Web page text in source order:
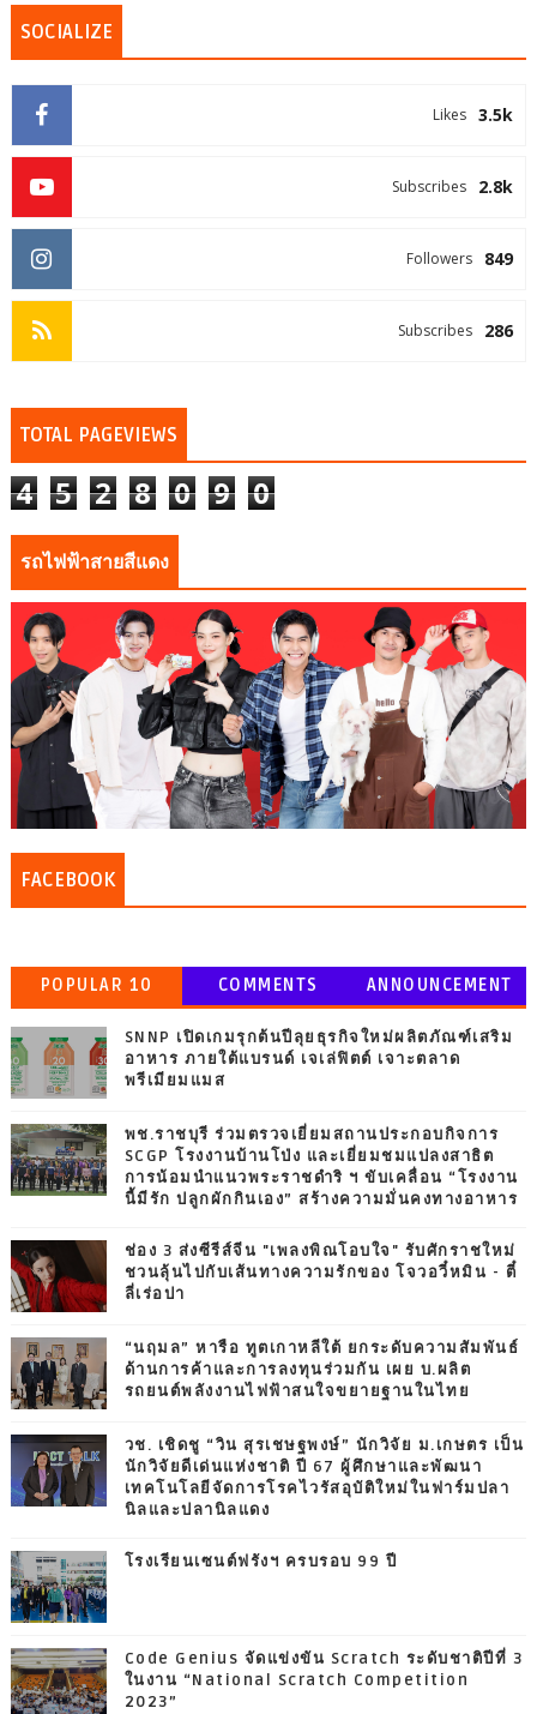
SOCIALIZE
3.5k
Likes
2.8k
Subscribes
849
Followers
286
Subscribes
TOTAL PAGEVIEWS
4 5 2 8 0 9 0
รถไฟฟ้าสายสีแดง
FACEBOOK
POPULAR 10 COMMENTS ANNOUNCEMENT
SNNP เปิดเกมรุกต้นปีลุยธุรกิจใหม่ผลิตภัณฑ์เสริม
อาหาร ภายใต้แบรนด์ เจเล่ฟิตต์ เจาะตลาด
พรีเมียมแมส
พช.ราชบุรี ร่วมตรวจเยี่ยมสถานประกอบกิจการ
SCGP โรงงานบ้านโป่ง และเยี่ยมชมแปลงสาธิต
การน้อมนำแนวพระราชดำริ ฯ ขับเคลื่อน “โรงงาน
นี้มีรัก ปลูกผักกินเอง” สร้างความมั่นคงทางอาหาร
ช่อง 3 ส่งซีรีส์จีน "เพลงพิณโอบใจ" รับศักราชใหม่
ชวนลุ้นไปกับเส้นทางความรักของ โจวอวี๋หมิน - ตี๋
ลี่เร่อปา
“นฤมล” หารือ ทูตเกาหลีใต้ ยกระดับความสัมพันธ์
ด้านการค้าและการลงทุนร่วมกัน เผย บ.ผลิต
รถยนต์พลังงานไฟฟ้าสนใจขยายฐานในไทย
วช. เชิดชู “วิน สุรเชษฐพงษ์” นักวิจัย ม.เกษตร เป็น
นักวิจัยดีเด่นแห่งชาติ ปี 67 ผู้ศึกษาและพัฒนา
เทคโนโลยีจัดการโรคไวรัสอุบัติใหม่ในฟาร์มปลา
นิลและปลานิลแดง
โรงเรียนเซนต์ฟรังฯ ครบรอบ 99 ปี
Code Genius จัดแข่งขัน Scratch ระดับชาติปีที่ 3
ในงาน “National Scratch Competition
2023”